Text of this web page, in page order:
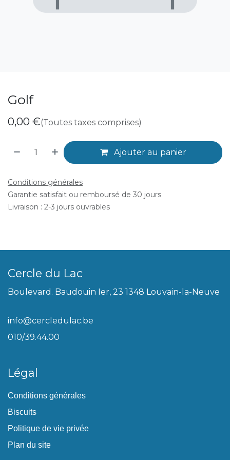
Golf
0,00 €(Toutes taxes comprises)
Ajouter au panier
Conditions générales
Garantie satisfait ou remboursé de 30 jours
Livraison : 2-3 jours ouvrables
Cercle du Lac
Boulevard. Baudouin Ier, 23 1348 Louvain-la-Neuve
info@cercledulac.be
010/39.44.00
Légal
Conditions générales
Biscuits
Politique de vie privée
Plan du site